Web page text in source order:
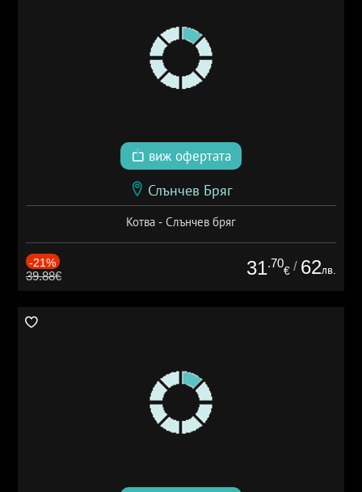
виж офертата
Слънчев Бряг
Котва - Слънчев бряг
-21%
39.88€ 31.70
€ / 62лв.